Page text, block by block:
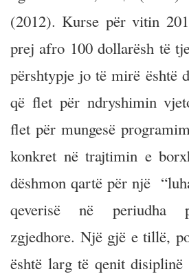
(2012). Kurse për vitin
prej afro 100 dollarësh të
përshtypje jo të mirë është
që flet për ndryshimin
flet për mungesë
konkret në trajtimin e
dëshmon qartë për një
qeverisë në periudha
zgjedhore. Një gjë e tillë,
është larg të qenit